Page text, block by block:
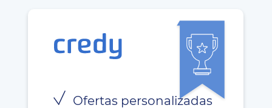
Ofertas personalizadas